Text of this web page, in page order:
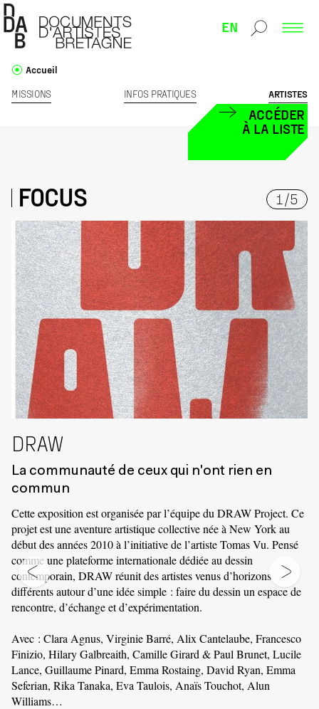
EN
MISSIONS INFOS PRATIQUES ARTISTES
ACCÉDER
À LA LISTE
Accueil
FOCUS 1 /5
DRAW
La communauté de ceux qui n'ont rien en
commun
Cette exposition est organisée par l’équipe du DRAW Project. Ce
projet est une aventure artistique collective née à New York au
début des années 2010 à l’initiative de l’artiste Tomas Vu. Pensé
comme une plateforme internationale dédiée au dessin
contemporain, DRAW réunit des artistes venus d’horizons
différents autour d’une idée simple : faire du dessin un espace de
rencontre, d’échange et d’expérimentation.
Avec : Clara Agnus, Virginie Barré, Alix Cantelaube, Francesco
Finizio, Hilary Galbreaith, Camille Girard & Paul Brunet, Lucile
Lance, Guillaume Pinard, Emma Rostaing, David Ryan, Emma
Seferian, Rika Tanaka, Eva Taulois, Anaïs Touchot, Alun
Williams…